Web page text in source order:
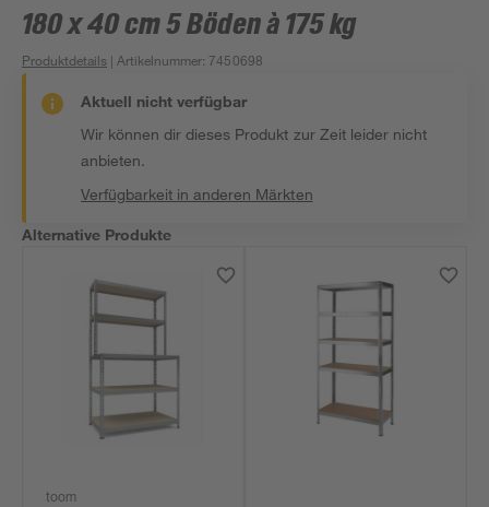
180 x 40 cm 5 Böden à 175 kg
Produktdetails | Artikelnummer: 7450698
Aktuell nicht verfügbar
Wir können dir dieses Produkt zur Zeit leider nicht
anbieten.
Verfügbarkeit in anderen Märkten
Alternative Produkte
toom